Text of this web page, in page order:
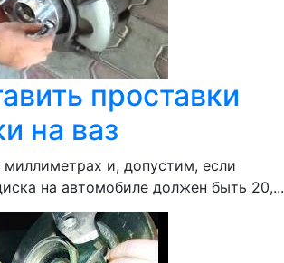
проставки
на ваз
миллиметрах и, допустим, если
на автомобиле должен быть 20,...